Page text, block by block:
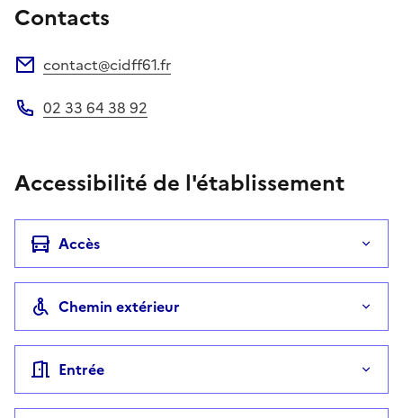
Contacts
contact@cidff61.fr
02 33 64 38 92
Accessibilité de l'établissement
Accès
Chemin extérieur
Entrée